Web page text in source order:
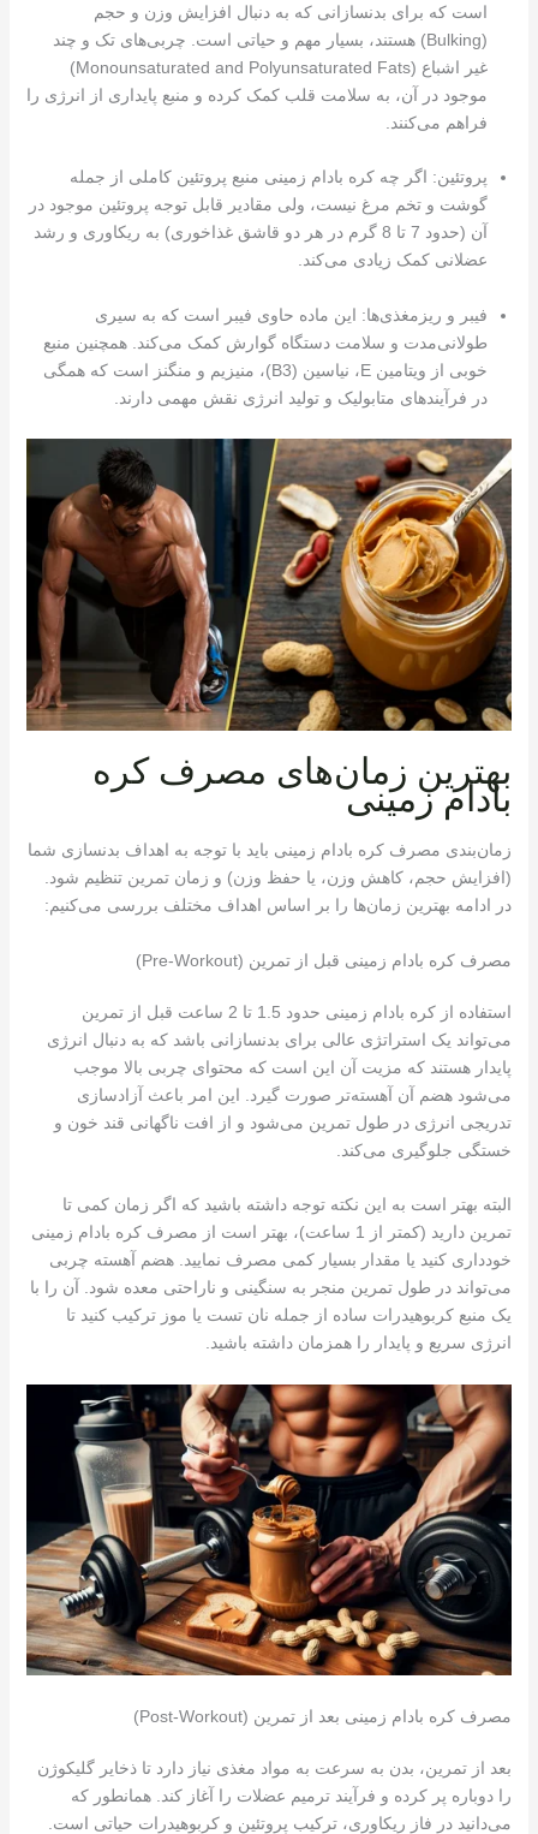
است که برای بدنسازانی که به دنبال افزایش وزن و حجم
(Bulking) هستند، بسیار مهم و حیاتی است. چربی‌های تک و چند
غیر اشباع (Monounsaturated and Polyunsaturated Fats)
موجود در آن، به سلامت قلب کمک کرده و منبع پایداری از انرژی را
فراهم می‌کنند.
پروتئین: اگر چه کره بادام زمینی منبع پروتئین کاملی از جمله
گوشت و تخم مرغ نیست، ولی مقادیر قابل توجه پروتئین موجود در
آن (حدود 7 تا 8 گرم در هر دو قاشق غذاخوری) به ریکاوری و رشد
عضلانی کمک زیادی می‌کند.
فیبر و ریزمغذی‌ها: این ماده حاوی فیبر است که به سیری
طولانی‌مدت و سلامت دستگاه گوارش کمک می‌کند. همچنین منبع
خوبی از ویتامین E، نیاسین (B3)، منیزیم و منگنز است که همگی
در فرآیندهای متابولیک و تولید انرژی نقش مهمی دارند.
بهترین زمان‌های مصرف کره
بادام زمینی
زمان‌بندی مصرف کره بادام زمینی باید با توجه به اهداف بدنسازی شما
(افزایش حجم، کاهش وزن، یا حفظ وزن) و زمان تمرین تنظیم شود.
در ادامه بهترین زمان‌ها را بر اساس اهداف مختلف بررسی می‌کنیم:
مصرف کره بادام زمینی قبل از تمرین (Pre-Workout)
استفاده از کره بادام زمینی حدود 1.5 تا 2 ساعت قبل از تمرین
می‌تواند یک استراتژی عالی برای بدنسازانی باشد که به دنبال انرژی
پایدار هستند که مزیت آن این است که محتوای چربی بالا موجب
می‌شود هضم آن آهسته‌تر صورت گیرد. این امر باعث آزادسازی
تدریجی انرژی در طول تمرین می‌شود و از افت ناگهانی قند خون و
خستگی جلوگیری می‌کند.
البته بهتر است به این نکته توجه داشته باشید که اگر زمان کمی تا
تمرین دارید (کمتر از 1 ساعت)، بهتر است از مصرف کره بادام زمینی
خودداری کنید یا مقدار بسیار کمی مصرف نمایید. هضم آهسته چربی
می‌تواند در طول تمرین منجر به سنگینی و ناراحتی معده شود. آن را با
یک منبع کربوهیدرات ساده از جمله نان تست یا موز ترکیب کنید تا
انرژی سریع و پایدار را همزمان داشته باشید.
مصرف کره بادام زمینی بعد از تمرین (Post-Workout)
بعد از تمرین، بدن به سرعت به مواد مغذی نیاز دارد تا ذخایر گلیکوژن
را دوباره پر کرده و فرآیند ترمیم عضلات را آغاز کند. همانطور که
می‌دانید در فاز ریکاوری، ترکیب پروتئین و کربوهیدرات حیاتی است.